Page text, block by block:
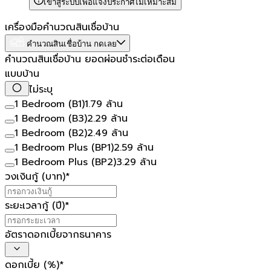
เข้าสู่ระบบเพื่อแจ้งประกาศไม่เหมาะสม
เครื่องมือคำนวณสินเชื่อบ้าน
คำนวณสินเชื่อบ้าน กดเลย
คำนวณสินเชื่อบ้าน ยอดผ่อนชำระต่อเดือน
แบบบ้าน
ไม่ระบุ
1 Bedroom (B1)1.79 ล้าน
1 Bedroom (B3)2.29 ล้าน
1 Bedroom (B2)2.49 ล้าน
1 Bedroom Plus (BP1)2.59 ล้าน
1 Bedroom Plus (BP2)3.29 ล้าน
วงเงินกู้ (บาท)*
ระยะเวลากู้ (ปี)*
อัตราดอกเบี้ยจากธนาคาร
ดอกเบี้ย (%)*